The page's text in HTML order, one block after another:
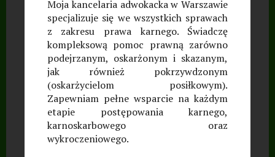
Moja kancelaria adwokacka w Warszawie
specjalizuje się we wszystkich sprawach
z zakresu prawa karnego. Świadczę
kompleksową pomoc prawną zarówno
podejrzanym, oskarżonym i skazanym,
jak również pokrzywdzonym
(oskarżycielom posiłkowym).
Zapewniam pełne wsparcie na każdym
etapie postępowania karnego,
karnoskarbowego oraz
wykroczeniowego.